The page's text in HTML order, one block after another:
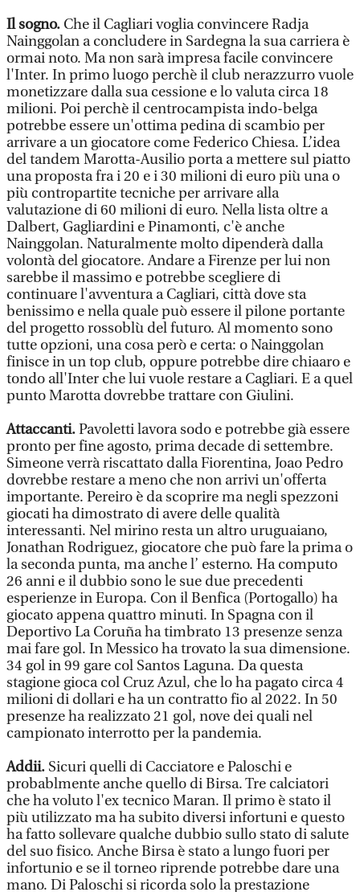
Il sogno. Che il Cagliari voglia convincere Radja
Nainggolan a concludere in Sardegna la sua carriera è
ormai noto. Ma non sarà impresa facile convincere
l'Inter. In primo luogo perchè il club nerazzurro vuole
monetizzare dalla sua cessione e lo valuta circa 18
milioni. Poi perchè il centrocampista indo-belga
potrebbe essere un'ottima pedina di scambio per
arrivare a un giocatore come Federico Chiesa. L’idea
del tandem Marotta-Ausilio porta a mettere sul piatto
una proposta fra i 20 e i 30 milioni di euro più una o
più contropartite tecniche per arrivare alla
valutazione di 60 milioni di euro. Nella lista oltre a
Dalbert, Gagliardini e Pinamonti, c'è anche
Nainggolan. Naturalmente molto dipenderà dalla
volontà del giocatore. Andare a Firenze per lui non
sarebbe il massimo e potrebbe scegliere di
continuare l'avventura a Cagliari, città dove sta
benissimo e nella quale può essere il pilone portante
del progetto rossoblù del futuro. Al momento sono
tutte opzioni, una cosa però e certa: o Nainggolan
finisce in un top club, oppure potrebbe dire chiaaro e
tondo all'Inter che lui vuole restare a Cagliari. E a quel
punto Marotta dovrebbe trattare con Giulini.
Attaccanti.Pavoletti lavora sodo e potrebbe già essere
pronto per fine agosto, prima decade di settembre.
Simeone verrà riscattato dalla Fiorentina, Joao Pedro
dovrebbe restare a meno che non arrivi un'offerta
importante. Pereiro è da scoprire ma negli spezzoni
giocati ha dimostrato di avere delle qualità
interessanti. Nel mirino resta un altro uruguaiano,
Jonathan Rodriguez, giocatore che può fare la prima o
la seconda punta, ma anche l’ esterno. Ha computo
26 anni e il dubbio sono le sue due precedenti
esperienze in Europa. Con il Benfica (Portogallo) ha
giocato appena quattro minuti. In Spagna con il
Deportivo La Coruña ha timbrato 13 presenze senza
mai fare gol. In Messico ha trovato la sua dimensione.
34 gol in 99 gare col Santos Laguna. Da questa
stagione gioca col Cruz Azul, che lo ha pagato circa 4
milioni di dollari e ha un contratto fio al 2022. In 50
presenze ha realizzato 21 gol, nove dei quali nel
campionato interrotto per la pandemia.
Addii. Sicuri quelli di Cacciatore e Paloschi e
probablmente anche quello di Birsa. Tre calciatori
che ha voluto l'ex tecnico Maran. Il primo è stato il
più utilizzato ma ha subito diversi infortuni e questo
ha fatto sollevare qualche dubbio sullo stato di salute
del suo fisico. Anche Birsa è stato a lungo fuori per
infortunio e se il torneo riprende potrebbe dare una
mano. Di Paloschi si ricorda solo la prestazione